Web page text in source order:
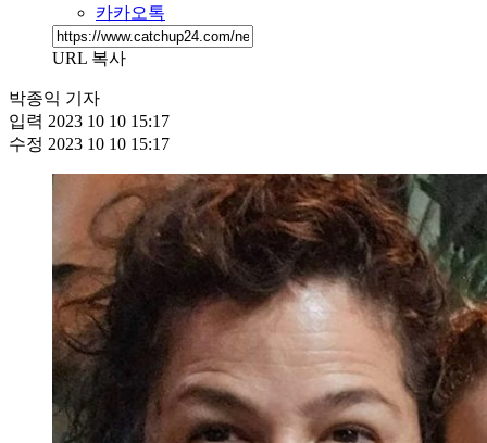
카카오톡
URL 복사
박종익 기자
입력 2023 10 10 15:17
수정 2023 10 10 15:17